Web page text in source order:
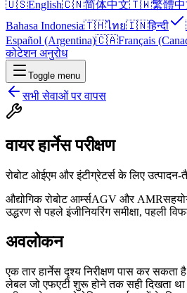
🇺🇸English🇨🇳简体中文🇹🇼繁體
Bahasa Indonesia🇹🇭ไทย🇮🇳हिन्दी
Español (Argentina)🇨🇦Français
कोटेशन अनुरोध
Toggle menu
सभी सेवाओं पर वापस
वायर हार्नेस परीक्षण
रोबोट ओईएम और इंटीग्रेटर्स के लिए
औद्योगिक रोबोट आर्म्सAGV और AMR
उद्धरण से पहले इंजीनियरिंग समीक्षा, पहली
अवलोकन
एक तार हार्नेस दृश्य निरीक्षण पास कर
लेबल जो एफएटी शुरू होने तक सही दिखता था।